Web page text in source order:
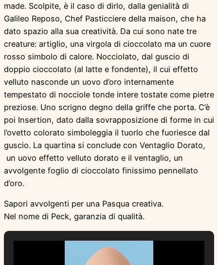
made. Scolpite, è il caso di dirlo, dalla genialità di
Galileo Reposo, Chef Pasticciere della maison, che ha
dato spazio alla sua creatività. Da cui sono nate tre
creature: artiglio, una virgola di cioccolato ma un cuore
rosso simbolo di calore. Nocciolato, dal guscio di
doppio cioccolato (al latte e fondente), il cui effetto
velluto nasconde un uovo d’oro internamente
tempestato di nocciole tonde intere tostate come pietre
preziose. Uno scrigno degno della griffe che porta. C’è
poi Insertion, dato dalla sovrapposizione di forme in cui
l’ovetto colorato simboleggia il tuorlo che fuoriesce dal
guscio. La quartina si conclude con Ventaglio Dorato,
un uovo effetto velluto dorato e il ventaglio, un
avvolgente foglio di cioccolato finissimo pennellato
d’oro.
Sapori avvolgenti per una Pasqua creativa.
Nel nome di Peck, garanzia di qualità.